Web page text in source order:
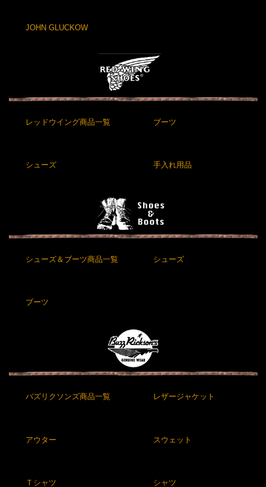
JOHN GLUCKOW
レッドウイング商品一覧 ブーツ
シューズ 手入れ用品
シューズ＆ブーツ商品一覧 シューズ
ブーツ
バズリクソンズ商品一覧 レザージャケット
アウター スウェット
Ｔシャツ シャツ